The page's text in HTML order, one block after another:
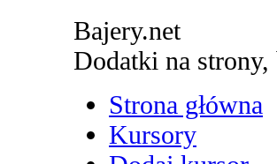
Bajery.net
Dodatki na
Strona główna
Kursory